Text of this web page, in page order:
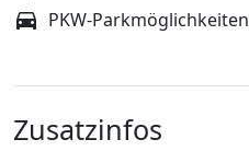
PKW-Parkmöglichkeiten
Zusatzinfos